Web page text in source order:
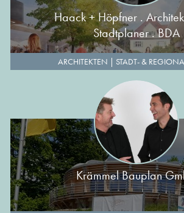
Haack + Höpfner .
Stadtplaner . BDA
ARCHITEKTEN | STADT- &
Krämmel Bauplan